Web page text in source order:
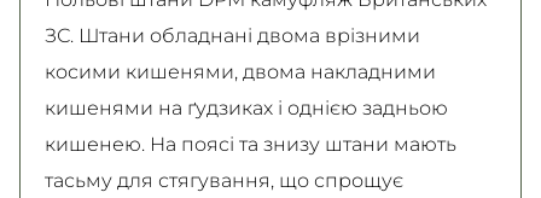
ЗС. Штани обладнані двома врізними
косими кишенями, двома накладними
кишенями на ґудзиках і однією задньою
кишенею. На поясі та знизу штани мають
тасьму для стягування, що спрощує